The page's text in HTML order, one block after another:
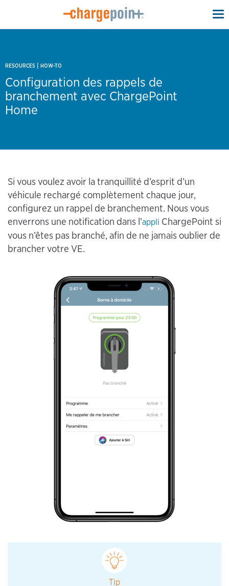
RESOURCES | HOW-TO
Configuration des rappels de
branchement avec ChargePoint
Home
Si vous voulez avoir la tranquillité d’esprit d’un
véhicule rechargé complètement chaque jour,
configurez un rappel de branchement. Nous vous
enverrons une notification dans l’appli ChargePoint si
vous n’êtes pas branché, afin de ne jamais oublier de
brancher votre VE.
Tip